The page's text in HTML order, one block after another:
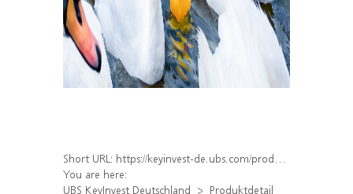
Short URL: https://keyinvest-de.ubs.com/produkt/detail/index/isin/DE000WA5JAV7
You are here:
UBS KeyInvest Deutschland
Produktdetail